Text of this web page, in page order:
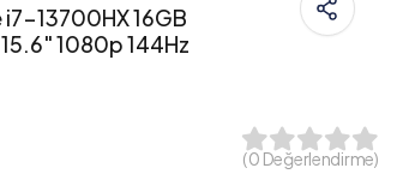
13700HX 16GB
1080p 144Hz
( 0 Değerlendirme)